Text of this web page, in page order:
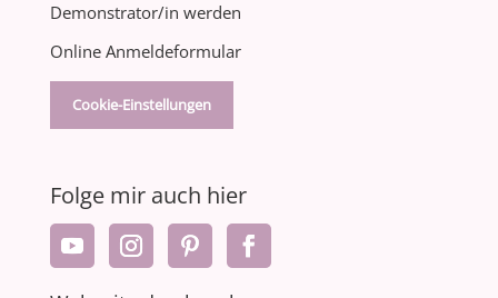
Demonstrator/in werden
Online Anmeldeformular
Cookie-Einstellungen
Folge mir auch hier